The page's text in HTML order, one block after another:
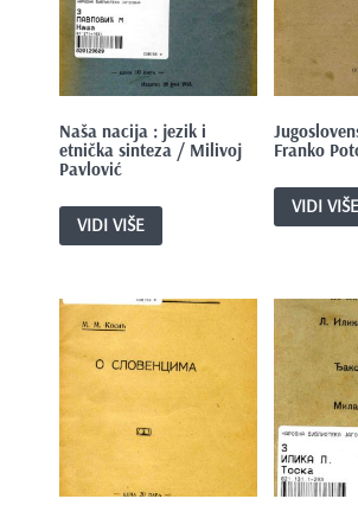
Naša nacija : jezik i
etnička sinteza / Milivoj
Pavlović
VIDI VIŠE
Franko
VIDI VIŠE